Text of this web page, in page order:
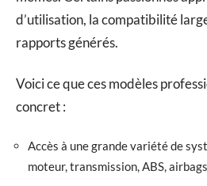
d’utilisation, la compatibilité
rapports générés.
Voici ce que ces modèles
concret :
Accès à une grande variété de
moteur, transmission, ABS, airbags